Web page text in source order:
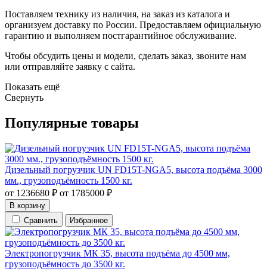
Поставляем технику из наличия, на заказ из каталога и
организуем доставку по России. Предоставляем официальную
гарантию и выполняем постгарантийное обслуживание.
Чтобы обсудить цены и модели, сделать заказ, звоните нам
или отправляйте заявку с сайта.
Показать ещё
Cвернуть
Популярные товары
Дизельный погрузчик UN FD15T-NGA5, высота подъёма 3000
мм., грузоподъёмность 1500 кг.
от 1236680 ₽ от 1785000 ₽
В корзину
Сравнить
Избранное
Электропогрузчик МК 35, высота подъёма до 4500 мм,
грузоподъёмность до 3500 кг.